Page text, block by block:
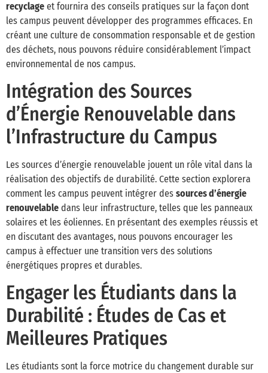
recyclage et fournira des conseils pratiques sur la façon dont
les campus peuvent développer des programmes efficaces. En
créant une culture de consommation responsable et de gestion
des déchets, nous pouvons réduire considérablement l’impact
environnemental de nos campus.
Intégration des Sources
d’Énergie Renouvelable dans
l’Infrastructure du Campus
Les sources d’énergie renouvelable jouent un rôle vital dans la
réalisation des objectifs de durabilité. Cette section explorera
comment les campus peuvent intégrer des sources d’énergie
renouvelable dans leur infrastructure, telles que les panneaux
solaires et les éoliennes. En présentant des exemples réussis et
en discutant des avantages, nous pouvons encourager les
campus à effectuer une transition vers des solutions
énergétiques propres et durables.
Engager les Étudiants dans la
Durabilité : Études de Cas et
Meilleures Pratiques
Les étudiants sont la force motrice du changement durable sur